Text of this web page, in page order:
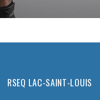
RSEQ LAC-SAINT-LOUIS